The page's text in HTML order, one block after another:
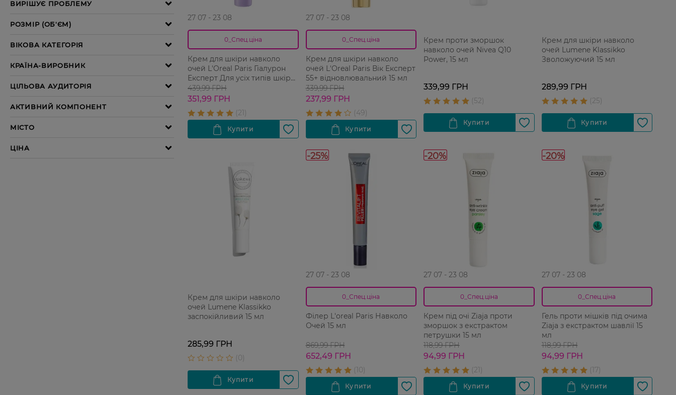
27 07 - 23 08
0_Спец.ціна
Крем для шкіри навколо
очей L'Oreal Paris Гіалурон
Експерт Для усіх типів шкіри
15 мл
439,99 ГРН
351,99 ГРН
27 07 - 23 08
0_Спец.ціна
Крем для шкіри навколо
очей L'Оreal Paris Вік Експерт
55+ відновлювальний 15 мл
339,99 ГРН
237,99 ГРН
Крем проти зморшок
навколо очей Nivea Q10
Power, 15 мл
339,99 ГРН
Крем для шкіри навколо
очей Lumene Klassikko
Зволожуючий 15 мл
289,99 ГРН
Крем для шкіри навколо
очей Lumene Klassikkо
заспокійливий 15 мл
285,99 ГРН
-25%
27 07 - 23 08
0_Спец.ціна
Філер L'oreal Paris Навколо
Очей 15 мл
869,99 ГРН
652,49 ГРН
-20%
27 07 - 23 08
0_Спец.ціна
Крем під очі Ziaja проти
зморшок з екстрактом
петрушки 15 мл
118,99 ГРН
94,99 ГРН
-20%
27 07 - 23 08
0_Спец.ціна
Гель проти мішків під очима
Ziaja з екстрактом шавлії 15
мл
118,99 ГРН
94,99 ГРН